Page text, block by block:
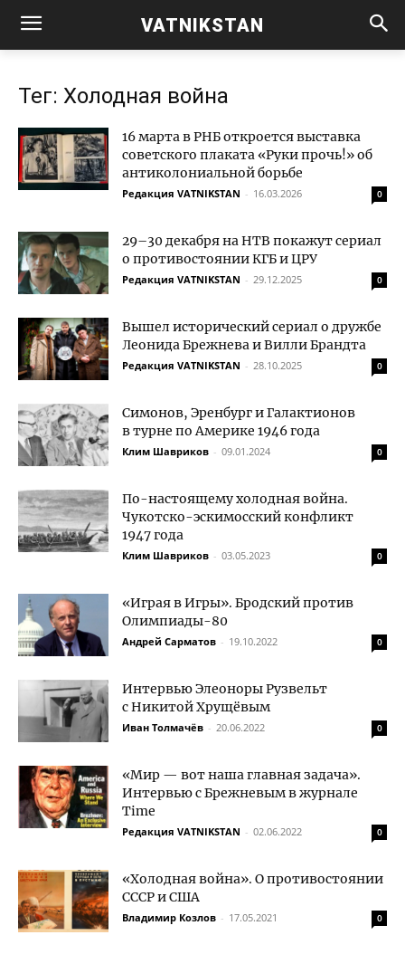
VATNIKSTAN
Тег: Холодная война
16 марта в РНБ откроется выставка
советского плаката «Руки прочь!» об
антиколониальной борьбе
Редакция VATNIKSTAN - 16.03.2026 0
29–30 декабря на НТВ покажут сериал
о противостоянии КГБ и ЦРУ
Редакция VATNIKSTAN - 29.12.2025 0
Вышел исторический сериал о дружбе
Леонида Брежнева и Вилли Брандта
Редакция VATNIKSTAN - 28.10.2025 0
Симонов, Эренбург и Галактионов
в турне по Америке 1946 года
Клим Шавриков - 09.01.2024 0
По-настоящему холодная война.
Чукотско-эскимосский конфликт
1947 года
Клим Шавриков - 03.05.2023 0
«Играя в Игры». Бродский против
Олимпиады-80
Андрей Сарматов - 19.10.2022 0
Интервью Элеоноры Рузвельт
с Никитой Хрущёвым
Иван Толмачёв - 20.06.2022 0
«Мир — вот наша главная задача».
Интервью с Брежневым в журнале
Time
Редакция VATNIKSTAN - 02.06.2022 0
«Холодная война». О противостоянии
СССР и США
Владимир Козлов - 17.05.2021 0